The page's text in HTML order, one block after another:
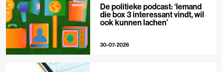
De politieke podcast: ‘Iemand
die box 3 interessant vindt, wil
ook kunnen lachen’
30-07-2026